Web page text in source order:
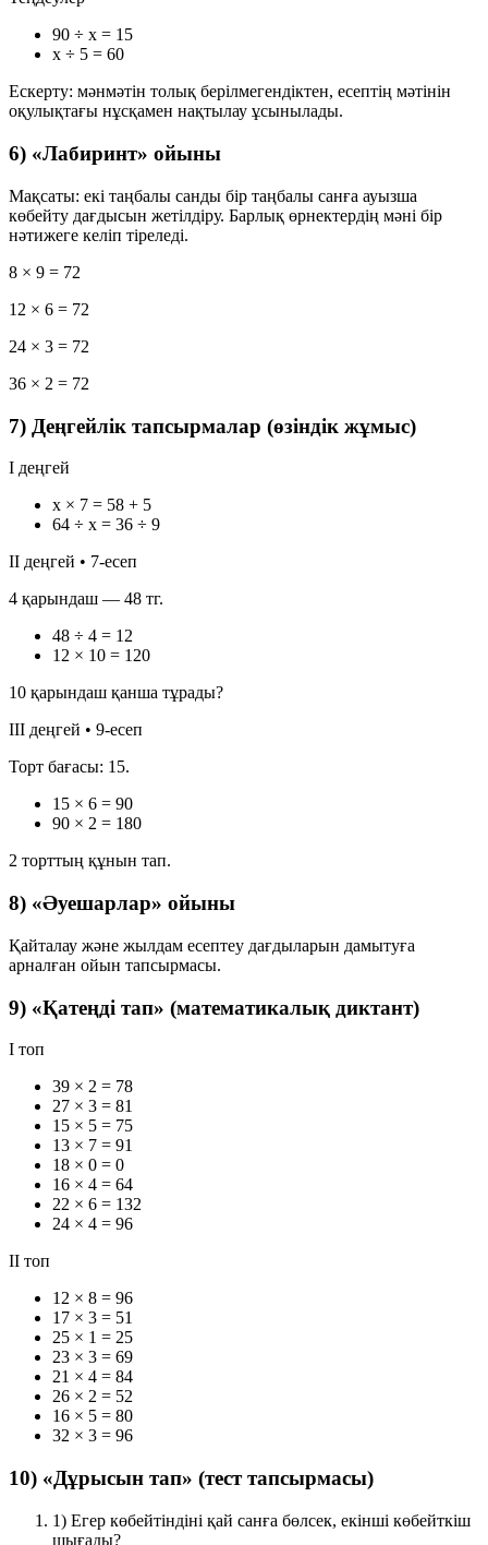
90 ÷ x = 15
x ÷ 5 = 60
Ескерту: мәнмәтін толық берілмегендіктен, есептің мәтінін
оқулықтағы нұсқамен нақтылау ұсынылады.
6) «Лабиринт» ойыны
Мақсаты: екі таңбалы санды бір таңбалы санға ауызша
көбейту дағдысын жетілдіру. Барлық өрнектердің мәні бір
нәтижеге келіп тіреледі.
8 × 9 = 72
12 × 6 = 72
24 × 3 = 72
36 × 2 = 72
7) Деңгейлік тапсырмалар (өзіндік жұмыс)
I деңгей
x × 7 = 58 + 5
64 ÷ x = 36 ÷ 9
II деңгей • 7-есеп
4 қарындаш — 48 тг.
48 ÷ 4 = 12
12 × 10 = 120
10 қарындаш қанша тұрады?
III деңгей • 9-есеп
Торт бағасы: 15.
15 × 6 = 90
90 × 2 = 180
2 торттың құнын тап.
8) «Әуешарлар» ойыны
Қайталау және жылдам есептеу дағдыларын дамытуға
арналған ойын тапсырмасы.
9) «Қатеңді тап» (математикалық диктант)
I топ
39 × 2 = 78
27 × 3 = 81
15 × 5 = 75
13 × 7 = 91
18 × 0 = 0
16 × 4 = 64
22 × 6 = 132
24 × 4 = 96
II топ
12 × 8 = 96
17 × 3 = 51
25 × 1 = 25
23 × 3 = 69
21 × 4 = 84
26 × 2 = 52
16 × 5 = 80
32 × 3 = 96
10) «Дұрысын тап» (тест тапсырмасы)
1) Егер көбейтіндіні қай санға бөлсек, екінші көбейткіш
шығады?